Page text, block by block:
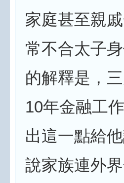
家庭甚至親
常不合太子
的解釋是，
10年金融工
出這一點給
說家族連外